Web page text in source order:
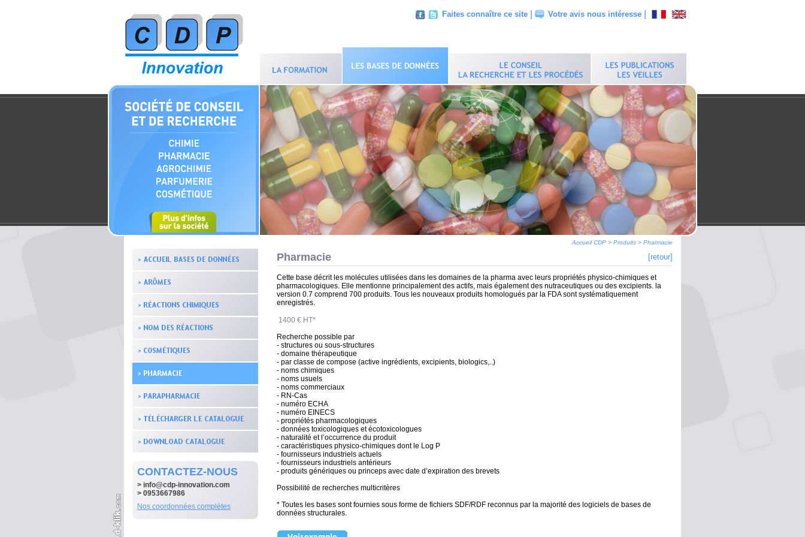
Faites connaître ce site Votre avis nous intéresse
Accueil CDP > Produits > Pharmacie
CONTACTEZ-NOUS
> info@cdp-innovation.com
> 0953667986
Nos coordonnées complètes
Pharmacie [retour]
Cette base décrit les molécules utilisées dans les domaines de la pharma avec leurs propriétés physico-chimiques et
pharmacologiques. Elle mentionne principalement des actifs, mais également des nutraceutiques ou des excipients. la
version 0.7 comprend 700 produits. Tous les nouveaux produits homologués par la FDA sont systématiquement
enregistrés.
1400 € HT*
Recherche possible par
- structures ou sous-structures
- domaine thérapeutique
- par classe de compose (active ingrédients, excipients, biologics,..)
- noms chimiques
- noms usuels
- noms commerciaux
- RN-Cas
- numéro ECHA
- numéro EINECS
- propriétés pharmacologiques
- données toxicologiques et écotoxicologues
- naturalité et l’occurrence du produit
- caractéristiques physico-chimiques dont le Log P
- fournisseurs industriels actuels
- fournisseurs industriels antérieurs
- produits génériques ou princeps avec date d’expiration des brevets
Possibilité de recherches multicritères
* Toutes les bases sont fournies sous forme de fichiers SDF/RDF reconnus par la majorité des logiciels de bases de
données structurales.